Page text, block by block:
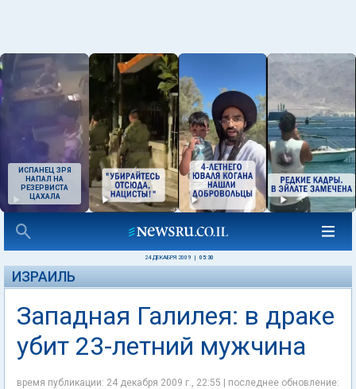
ИСПАНЕЦ ЗРЯ
НАПАЛ НА
РЕЗЕРВИСТА
ЦАХАЛА
24 ДЕКАБРЯ 2009 05:30
ИЗРАИЛЬ
Западная Галилея: в драке
убит 23-летний мужчина
время публикации: 24 декабря 2009 г., 22:55 | последнее обновление: